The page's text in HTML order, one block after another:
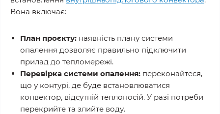
Вона включає:
План проєкту: наявність плану системи
опалення дозволяє правильно підключити
прилад до тепломережі.
Перевірка системи опалення: переконайтеся,
що у контурі, де буде встановлюватися
конвектор, відсутній теплоносій. У разі потреби
перекрийте та злийте воду.